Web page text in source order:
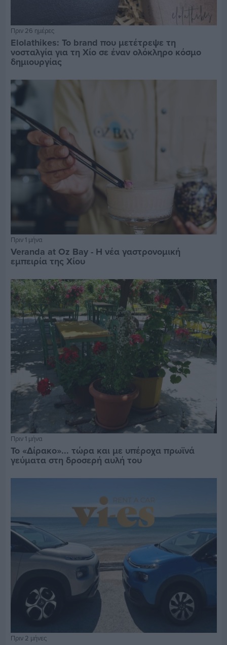
Πριν 26 ημέρες
Elolathikes: Το brand που μετέτρεψε τη
νοσταλγία για τη Χίο σε έναν ολόκληρο κόσμο
δημιουργίας
Πριν 1 μήνα
Veranda at Oz Bay - Η νέα γαστρονομική
εμπειρία της Χίου
Πριν 1 μήνα
Το «Δίρακο»... τώρα και με υπέροχα πρωϊνά
γεύματα στη δροσερή αυλή του
Πριν 2 μήνες